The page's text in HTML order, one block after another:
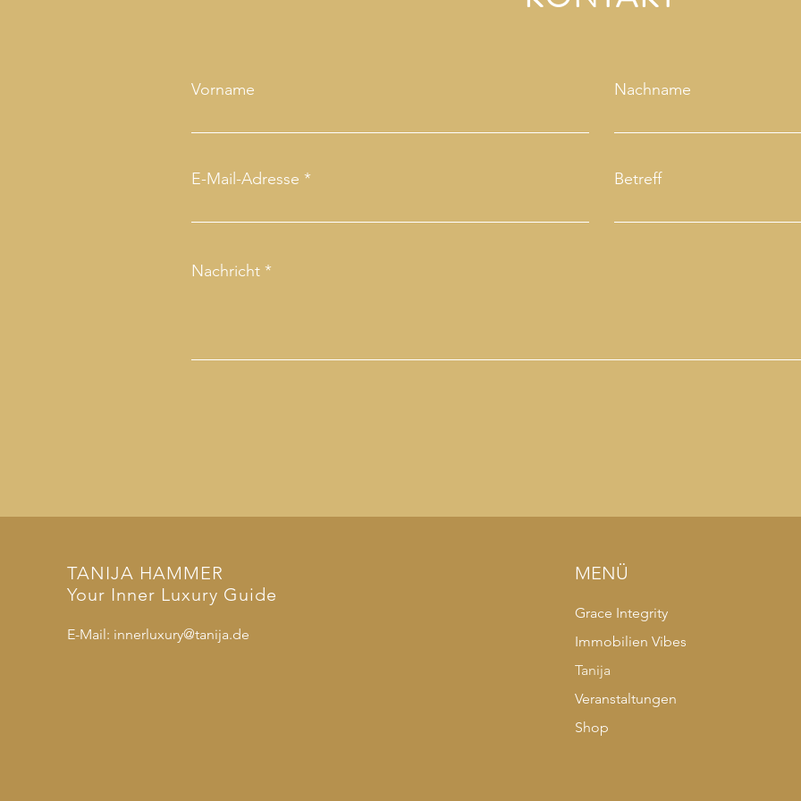
Vorname Nachname
E-Mail-Adresse Betreff
Nachricht
TANIJA ​ HAMMER
Your Inner Luxury Guide
E-Mail: innerluxury@tanija.de
MENÜ
Grace Integrity
Immobilien Vibes
Tanija
Veranstaltungen
Shop